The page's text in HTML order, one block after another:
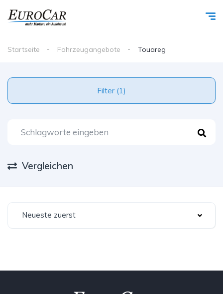
Startseite Fahrzeugangebote Touareg
Filter (1)
Vergleichen
Neueste zuerst